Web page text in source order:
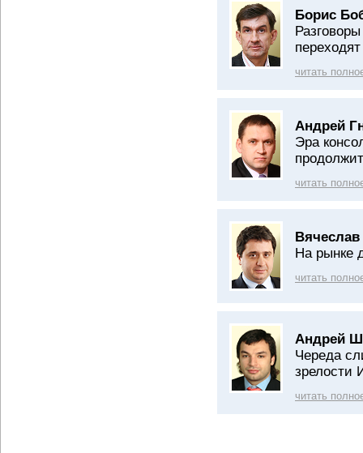
Борис
читать
Андрей
Эра
читать
На рынке
читать
Андрей
Череда
зрелости
читать